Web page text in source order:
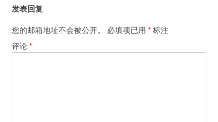
航
发表回复
您的邮箱地址不会被公开。
必填项已用 *标注
评论*